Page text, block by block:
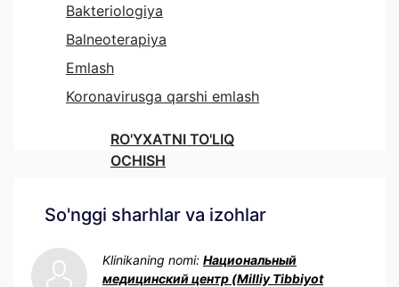
Bakteriologiya
Balneoterapiya
Emlash
Koronavirusga qarshi emlash
RO'YXATNI TO'LIQ
OCHISH
So'nggi sharhlar va izohlar
Klinikaning nomi: Национальный
медицинский центр (Milliy Tibbiyot